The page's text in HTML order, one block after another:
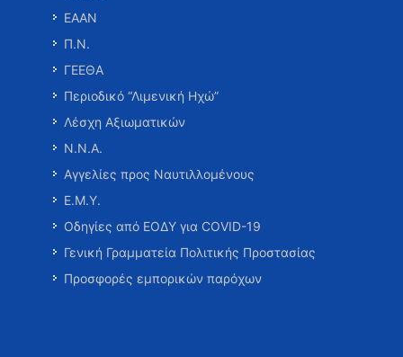
ΕΑΑΝ
Π.Ν.
ΓΕΕΘΑ
Περιοδικό “Λιμενική Ηχώ”
Λέσχη Αξιωματικών
Ν.Ν.Α.
Αγγελίες προς Ναυτιλλομένους
Ε.Μ.Υ.
Οδηγίες από ΕΟΔΥ για COVID-19
Γενική Γραμματεία Πολιτικής Προστασίας
Προσφορές εμπορικών παρόχων